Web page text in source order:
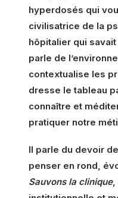
hyperdosés qui
civilisatrice de la
hôpitalier qui savait
parle de
contextualise les
dresse le tableau
connaître et
pratiquer notre
Il parle du devoir
penser en rond,
Sauvons la clinique,